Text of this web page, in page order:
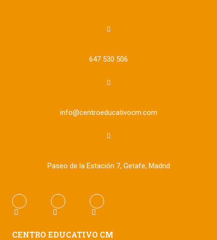
647 530 506
info@centroeducativocm.com
Paseo de la Estación 7, Getafe, Madrid
CENTRO EDUCATIVO CM